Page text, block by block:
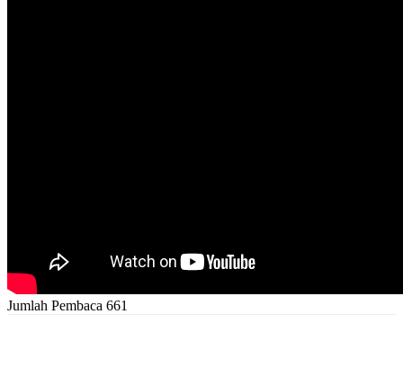
Jumlah Pembaca 661